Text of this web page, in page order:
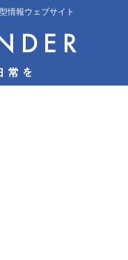
情報ウェブサイト